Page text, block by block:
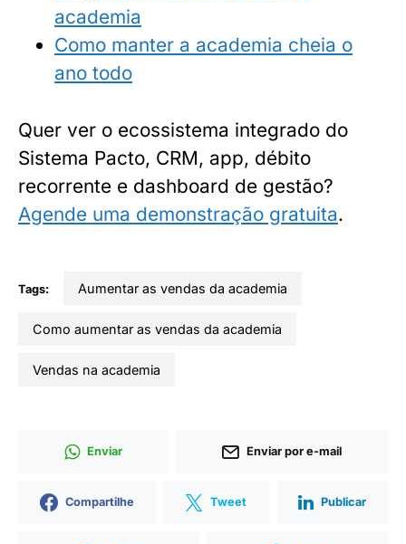
academia
Como manter a academia cheia o
ano todo
Quer ver o ecossistema integrado do
Sistema Pacto, CRM, app, débito
recorrente e dashboard de gestão?
Agende uma demonstração gratuita.
Tags: aumentar as vendas da academia
como aumentar as vendas da academia
vendas na academia
Enviar Enviar por e-mail
Compartilhe Tweet Publicar